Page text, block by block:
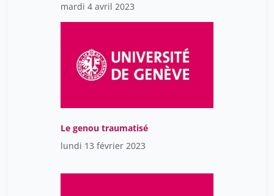
mardi 4 avril 2023
Le genou traumatisé
lundi 13 février 2023